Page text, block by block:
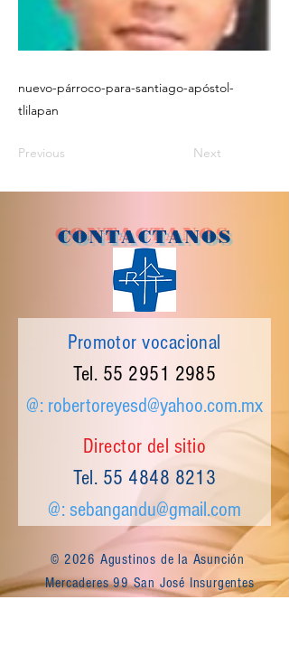
nuevo-párroco-para-santiago-apóstol-
tlilapan
Previous Next
CONTACTANOS
Promotor vocacional
Tel. 55 2951 2985
@: robertoreyesd@yahoo.com.mx
Director del sitio
Tel. 55 4848 8213
@:sebangandu@gmail.com
© 2026 Agustinos de la Asunción
Mercaderes 99 San José Insurgentes